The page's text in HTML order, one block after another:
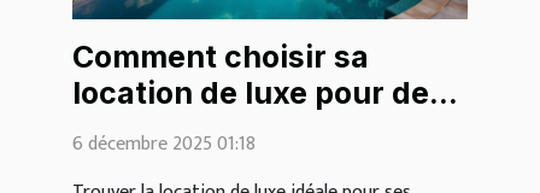
Comment choisir sa
location de luxe pour des
vacances inoubliables ?
6 décembre 2025 01:18